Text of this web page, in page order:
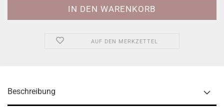
AUF DEN MERKZETTEL
Beschreibung